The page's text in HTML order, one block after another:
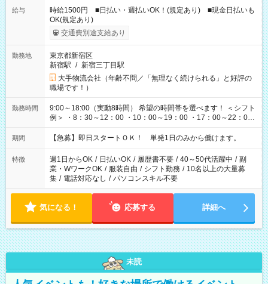
給与
時給1500円 ■日払い・週払いOK！(規定あり) ■現金日払いも
OK(規定あり)
交通費別途支給あり
勤務地
東京都新宿区
新宿駅 / 新宿三丁目駅
大手物流会社（年齢不問／「無理なく続けられる」と好評の
職場です！）
勤務時間
9:00～18:00（実動8時間） 希望の時間帯を選べます！ ＜シフト
例＞ ・8：30～12：00 ・10：00～19：00 ・17：00～22：00
・13：00～22：00 ・22：00～翌6：00 など
期間 【急募】即日スタートＯＫ！ 単発1日のみから働けます。
特徴 週1日からOK / 日払いOK / 履歴書不要 / 40～50代活躍中 / 副
業・WワークOK / 服装自由 / シフト勤務 / 10名以上の大量募
集 / 電話対応なし / パソコンスキル不要
気になる！ 応募する 詳細へ
未読